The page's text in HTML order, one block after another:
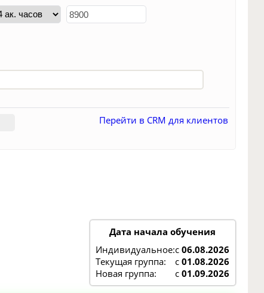
Перейти в CRM для клиентов
Дата начала обучения
Индивидуальное:с06.08.2026
Текущая группа:
с01.08.2026
Новая группа:
с01.09.2026